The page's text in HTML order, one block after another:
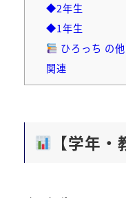
◆2年生
◆1年生
ひろっち の
関連
【学年